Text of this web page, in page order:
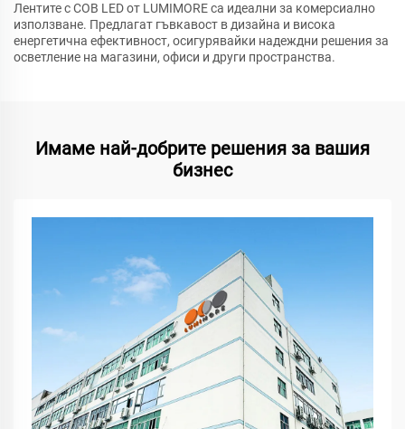
Лентите с COB LED от LUMIMORE са идеални за комерсиално
използване. Предлагат гъвкавост в дизайна и висока
енергетична ефективност, осигурявайки надеждни решения за
осветление на магазини, офиси и други пространства.
Имаме най-добрите решения за вашия
бизнес